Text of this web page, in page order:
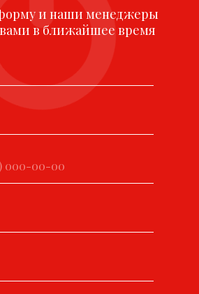
и наши менеджеры
в ближайшее время